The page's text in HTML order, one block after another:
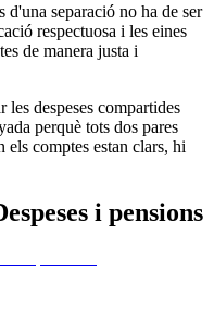
d'una separació no ha de ser
respectuosa i les eines
de manera justa i
les despeses compartides
perquè tots dos pares
comptes estan clars, hi
i pensions